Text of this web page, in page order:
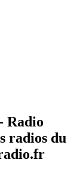
Radio
radios du